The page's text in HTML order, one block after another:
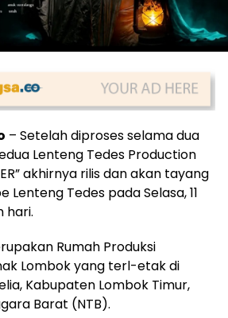
– Setelah diproses selama dua
Lenteng Tedes Production
akhirnya rilis dan akan tayang
Lenteng Tedes pada Selasa, 11
hari.
Rumah Produksi
Lombok yang terl-etak di
Kabupaten Lombok Timur,
Barat (NTB).